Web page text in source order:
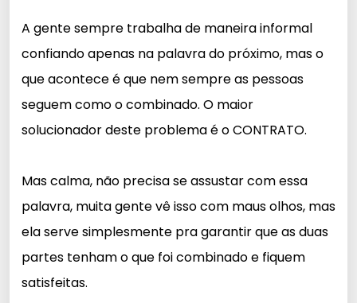
A gente sempre trabalha de maneira informal
confiando apenas na palavra do próximo, mas o
que acontece é que nem sempre as pessoas
seguem como o combinado. O maior
solucionador deste problema é o CONTRATO.
Mas calma, não precisa se assustar com essa
palavra, muita gente vê isso com maus olhos, mas
ela serve simplesmente pra garantir que as duas
partes tenham o que foi combinado e fiquem
satisfeitas.